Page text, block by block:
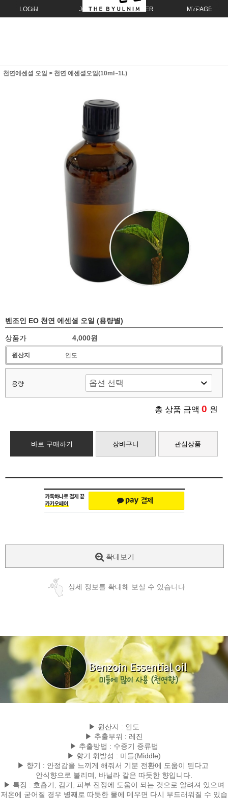
LOGIN JOIN ORDER MYPAGE
천연에센셜 오일 > 천연 에센셜오일(10ml~1L)
벤조인 EO 천연 에센셜 오일 (용량별)
상품가 4,000원
원산지 인도
용량
총 상품 금액 0 원
바로 구매하기 장바구니 관심상품
확대보기
상세 정보를 확대해 보실 수 있습니다
▶ 원산지 : 인도
▶ 추출부위 : 레진
▶ 추출방법 : 수증기 증류법
▶ 향기 휘발성 : 미들(Middle)
▶ 향기 : 안정감을 느끼게 해줘서 기분 전환에 도움이 된다고
안식향으로 불리며, 바닐라 같은 따듯한 향입니다.
▶ 특징 : 호흡기, 감기, 피부 진정에 도움이 되는 것으로 알려져 있으며
저온에 굳어질 경우 병째로 따듯한 물에 데우면 다시 부드러워질 수 있습